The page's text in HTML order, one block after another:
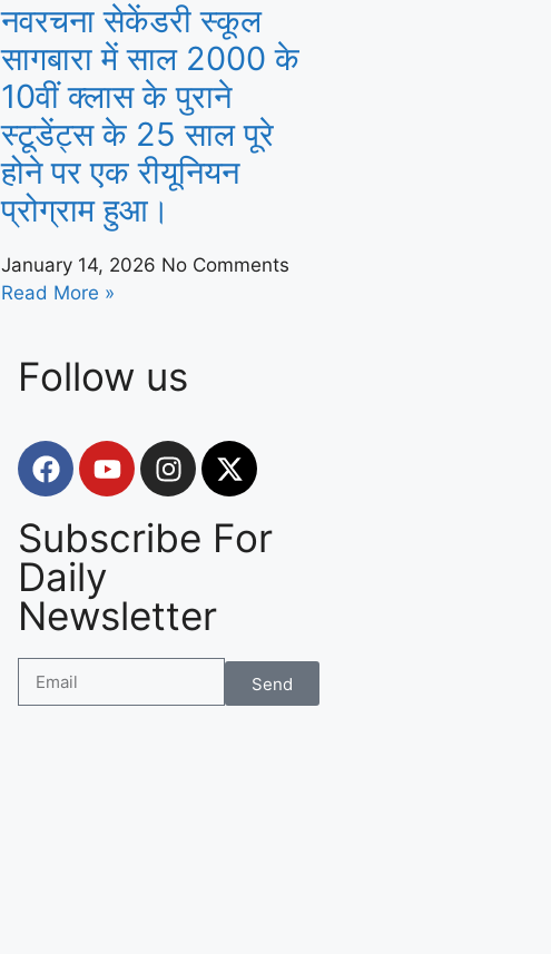
नवरचना सेकेंडरी स्कूल
सागबारा में साल 2000 के
10वीं क्लास के पुराने
स्टूडेंट्स के 25 साल पूरे
होने पर एक रीयूनियन
प्रोग्राम हुआ।
January 14, 2026 No Comments
Read More »
Follow us
Subscribe For
Daily
Newsletter
Send